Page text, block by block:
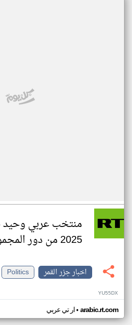
منتخب عربي وحيد
2025 من دور المجموعات
اخبار جزر القمر
Politics
YU55DX
ار تي عربي• arabic.rt.com